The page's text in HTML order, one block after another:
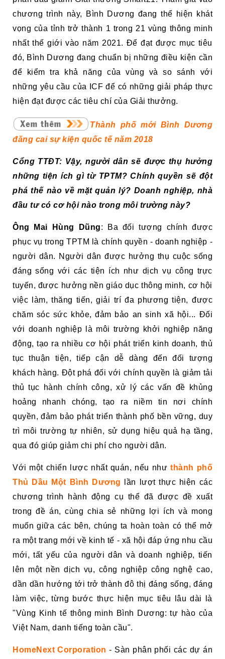
chương trình này, Bình Dương đang thể hiện khát
vọng của tỉnh trở thành 1 trong 21 vùng thông minh
nhất thế giới vào năm 2021. Để đạt được mục tiêu
đó, Bình Dương đang chuẩn bị những điều kiện cần
để kiểm tra khả năng của vùng và so sánh với
những yêu cầu của ICF để có những giải pháp thực
hiện đạt được các tiêu chí của Giải thưởng.
Thành phố mới Bình Dương
đăng cai sự kiện quốc tế năm 2018
Cổng TTĐT: Vậy, người dân sẽ được thụ hưởng
những tiện ích gì từ TPTM? Chính quyền sẽ đột
phá thế nào về mặt quản lý? Doanh nghiệp, nhà
đầu tư có cơ hội nào trong môi trường này?
Ông Mai Hùng Dũng: Ba đối tượng chính được
phục vụ trong TPTM là chính quyền - doanh nghiệp -
người dân. Người dân được hưởng thụ cuộc sống
đáng sống với các tiện ích như dịch vụ công trực
tuyến, được hưởng nền giáo dục thông minh, cơ hội
việc làm, thăng tiến, giải trí đa phương tiện, được
chăm sóc sức khỏe, đảm bảo an sinh xã hội... Đối
với doanh nghiệp là môi trường khởi nghiệp năng
động, tạo ra nhiều cơ hội phát triển kinh doanh, thủ
tục thuận tiện, tiếp cận dễ dàng đến đối tượng
khách hàng. Đột phá đối với chính quyền là giảm tải
thủ tục hành chính công, xử lý các vấn đề khủng
hoảng nhanh chóng, tạo ra niềm tin nơi chính
quyền, đảm bảo phát triển thành phố bền vững, duy
trì môi trường tự nhiên, sử dụng hiệu quả hạ tầng,
qua đó giúp giảm chi phí cho người dân.
Với một chiến lược nhất quán, nếu như thành phố
Thủ Dầu Một Bình Dương lần lượt thực hiện các
chương trình hành động cụ thể đã được đề xuất
trong đề án, cùng chia sẻ những lợi ích và mong
muốn giữa các bên, chúng ta hoàn toàn có thể mở
ra một trang mới về kinh tế - xã hội đáp ứng nhu cầu
mới, tất yếu của người dân và doanh nghiệp, tiến
lên một nền dịch vụ, công nghiệp công nghệ cao,
dần dần hướng tới trở thành đô thị đáng sống, đáng
làm việc, từng bước thực hiện mục tiêu lâu dài là
"Vùng Kinh tế thông minh Bình Dương: tự hào của
Việt Nam, danh tiếng toàn cầu".
HomeNext Corporation - Sàn phân phối các dự án